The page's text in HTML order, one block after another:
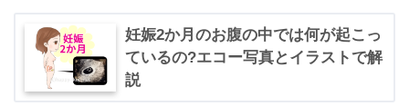
妊娠2か月のお腹の中では何が起こっ
ているの?エコー写真とイラストで解
説